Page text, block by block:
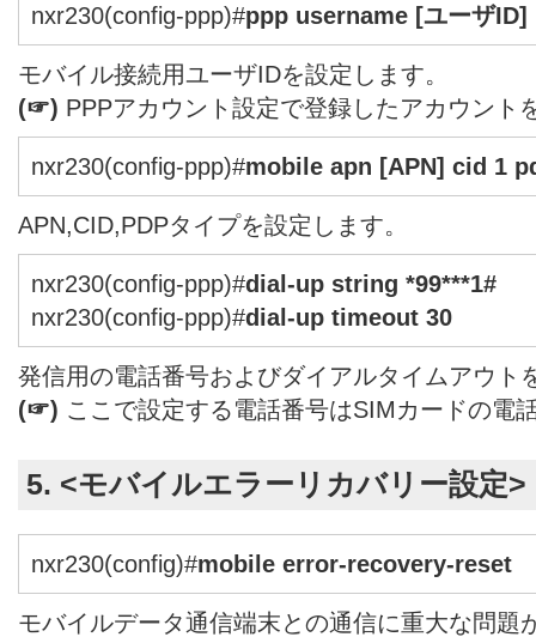
nxr230(config-ppp)#ppp username [ユーザID]
モバイル接続用ユーザIDを設定します。
(☞) PPPアカウント設定で登録したアカウント
nxr230(config-ppp)#mobile apn [APN] cid 1
APN,CID,PDPタイプを設定します。
nxr230(config-ppp)#dial-up string *99***1#
nxr230(config-ppp)#dial-up timeout 30
発信用の電話番号およびダイアルタイムアウト
(☞) ここで設定する電話番号はSIMカードの電
5. <モバイルエラーリカバリー設定>
nxr230(config)#mobile error-recovery-reset
モバイルデータ通信端末との通信に重大な問題